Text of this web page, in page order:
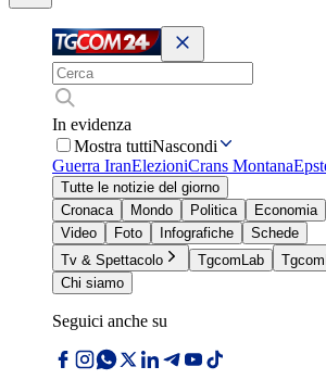
In evidenza
Mostra tuttiNascondi
Guerra IranElezioniCrans Montana
Tutte le notizie del giorno
Cronaca
Mondo Politica Economia
Video
Foto Infografiche
Schede
Tv & Spettacolo
TgcomLab
Chi siamo
Seguici anche su